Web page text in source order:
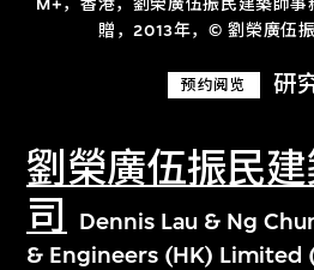
M+，香港，劉榮廣伍振民建築師
贈，2013年，© 劉榮廣伍
预约阅览 研
劉榮廣伍振民
司
Dennis Lau & Ng
& Engineers (HK) Limited